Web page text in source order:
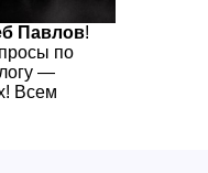
Павлов!
по
—
Всем